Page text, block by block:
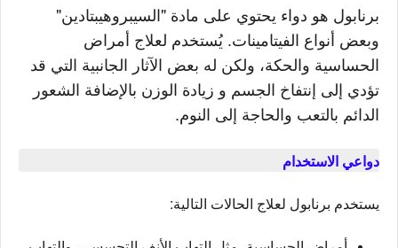
برنابول هو دواء يحتوي على مادة "السيبروهيبتادين"
وبعض أنواع الفيتامينات. يُستخدم لعلاج أمراض
الحساسية والحكة، ولكن له بعض الآثار الجانبية التي قد
تؤدي إلى إنتفاخ الجسم و زيادة الوزن بالإضافة الشعور
الدائم بالتعب والحاجة إلى النوم.
دواعي الاستخدام
يستخدم برنابول لعلاج الحالات التالية: